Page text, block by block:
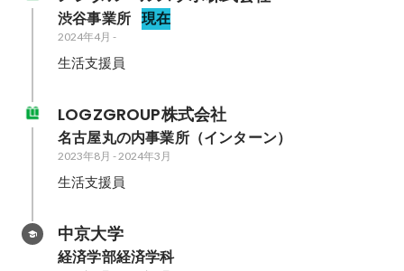
渋谷事業所 現在
2024年4月 -
生活支援員
LOGZGROUP株式会社
名古屋丸の内事業所（インターン）
2023年8月 -2024年3月
生活支援員
中京大学
経済学部経済学科